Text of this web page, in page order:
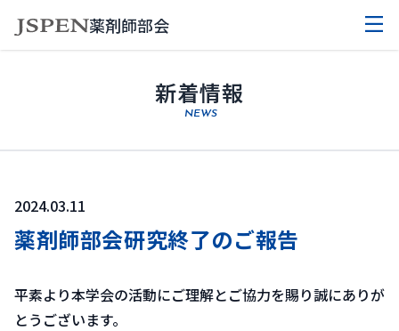
薬剤師部会
新着情報
NEWS
2024.03.11
薬剤師部会研究終了のご報告
平素より本学会の活動にご理解とご協力を賜り誠にありが
とうございます。